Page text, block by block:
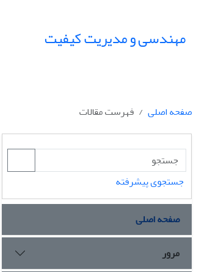
مهندسی و مدیریت کیفیت
صفحه اصلی
فهرست مقالات
جستجوی پیشرفته
صفحه اصلی
مرور